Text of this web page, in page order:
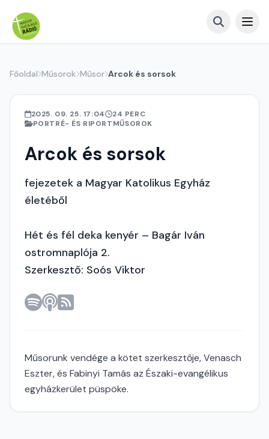
Főoldal Műsorok Műsor Arcok és sorsok
2025. 09. 25. 17:04
24 PERC
PORTRÉ- ÉS RIPORTMŰSOROK
Arcok és sorsok
fejezetek a Magyar Katolikus Egyház
életéből
Hét és fél deka kenyér – Bagár Iván
ostromnaplója 2.
Szerkesztő: Soós Viktor
Műsorunk vendége a kötet szerkesztője, Venasch
Eszter, és Fabinyi Tamás az Északi-evangélikus
egyházkerület püspöke.